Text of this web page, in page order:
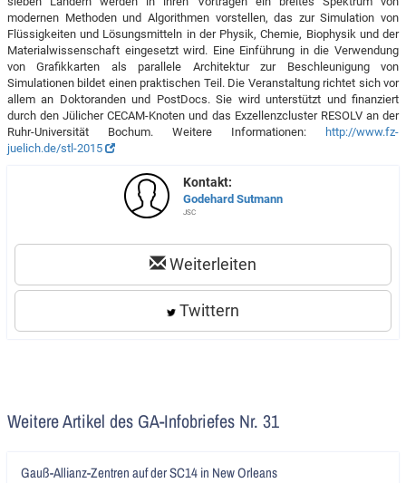
modernen Methoden und Algorithmen vorstellen, das zur Simulation von
Flüssigkeiten und Lösungsmitteln in der Physik, Chemie, Biophysik und der
Materialwissenschaft eingesetzt wird. Eine Einführung in die Verwendung
von Grafikkarten als parallele Architektur zur Beschleunigung von
Simulationen bildet einen praktischen Teil. Die Veranstaltung richtet sich vor
allem an Doktoranden und PostDocs. Sie wird unterstützt und finanziert
durch den Jülicher CECAM-Knoten und das Exzellenzcluster RESOLV an der
Ruhr-Universität Bochum. Weitere Informationen:
http://www.fz-
juelich.de/stl-2015
Kontakt:
Godehard Sutmann
JSC
Weiterleiten
Twittern
Weitere Artikel des GA-Infobriefes Nr. 31
Gauß-Allianz-Zentren auf der SC14 in New Orleans